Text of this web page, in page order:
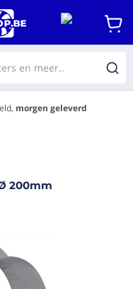
morgen geleverd
200mm